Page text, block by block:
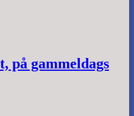
på gammeldags